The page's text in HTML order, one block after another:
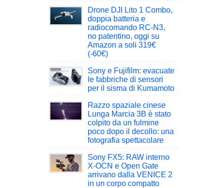
Drone DJI Lito 1 Combo,
doppia batteria e
radiocomando RC-N3,
no patentino, oggi su
Amazon a soli 319€
(-60€)
Sony e Fujifilm: evacuate
le fabbriche di sensori
per il sisma di Kumamoto
Razzo spaziale cinese
Lunga Marcia 3B è stato
colpito da un fulmine
poco dopo il decollo: una
fotografia spettacolare
Sony FX5: RAW interno
X-OCN e Open Gate
arrivano dalla VENICE 2
in un corpo compatto